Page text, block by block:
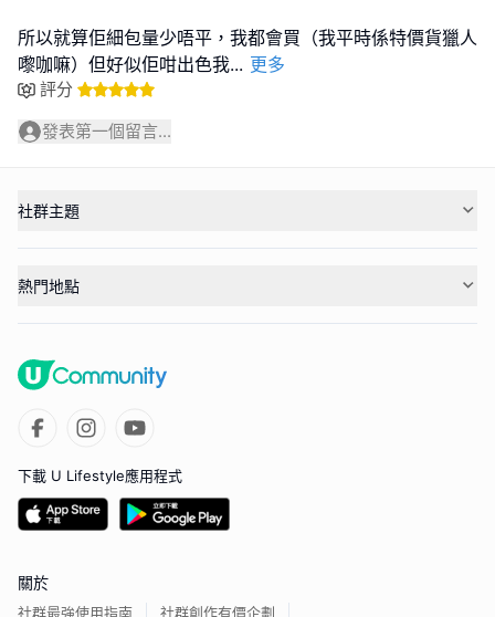
所以就算佢細包量少唔平，我都會買（我平時係特價貨獵人
嚟咖嘛）但好似佢咁出色我... 更多
評分
發表第一個留言...
社群主題
熱門地點
下載 U Lifestyle應用程式
關於
社群最強使用指南 社群創作有價企劃